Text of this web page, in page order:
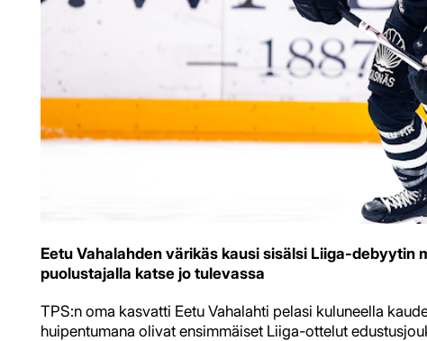
Eetu Vahalahden värikäs kausi sisälsi Liiga-debyytin
puolustajalla katse jo tulevassa
TPS:n oma kasvatti Eetu Vahalahti pelasi kuluneella
huipentumana olivat ensimmäiset Liiga-ottelut